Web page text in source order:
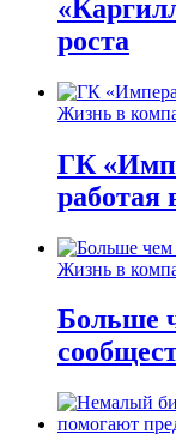
роста
Жизнь в
ГК
работая
Жизнь в
Больше